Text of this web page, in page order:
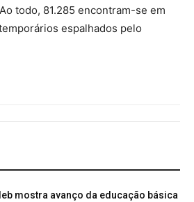
todo, 81.285 encontram-se em
espalhados pelo
mostra avanço da educação básica